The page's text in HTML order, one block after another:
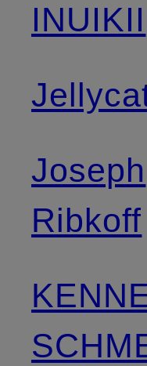
INUIKII
Joseph
Ribkoff